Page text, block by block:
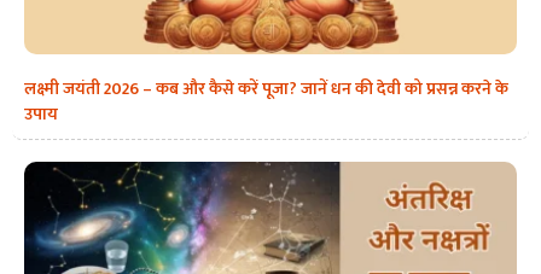
लक्ष्मी जयंती 2026 – कब और कैसे करें पूजा? जानें धन की देवी को प्रसन्न करने के
उपाय